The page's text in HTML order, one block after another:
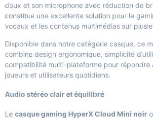
doux et son microphone avec réduction de
constitue une excellente solution pour le
vocaux et les contenus multimédias sur
Disponible dans notre catégorie casque, ce
combine design ergonomique, simplicité
compatibilité multi-plateforme pour répondre
joueurs et utilisateurs quotidiens.
Audio stéréo clair et équilibré
Le casque gaming HyperX Cloud Mini noir